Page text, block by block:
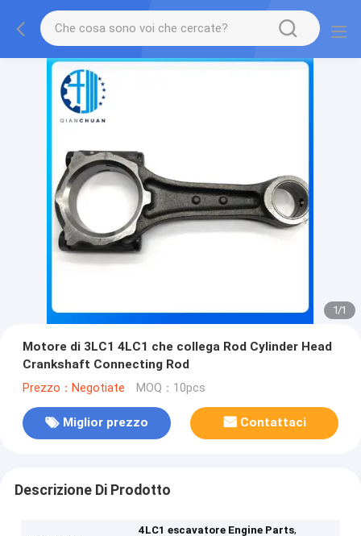
1/1
Motore di 3LC1 4LC1 che collega Rod Cylinder Head
Crankshaft Connecting Rod
Prezzo：Negotiate MOQ：10pcs
Miglior prezzo Contattaci
Descrizione Di Prodotto
4LC1 escavatore Engine Parts,